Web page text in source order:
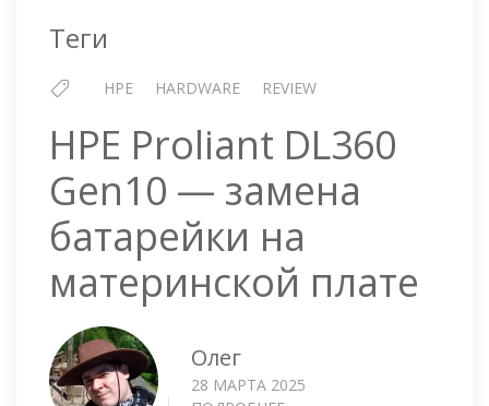
Теги
HPE HARDWARE REVIEW
HPE Proliant DL360
Gen10 — замена
батарейки на
материнской плате
Олег
28 МАРТА 2025